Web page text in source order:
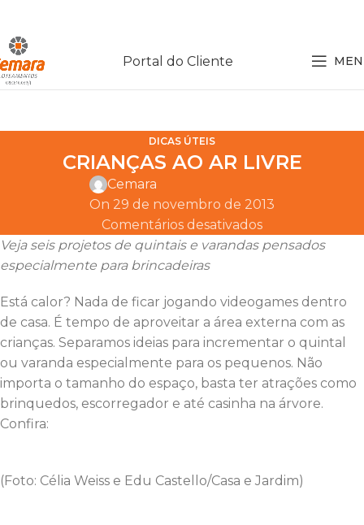
Portal do Cliente
DICAS ÚTEIS
CRIANÇAS AO AR LIVRE
Cemara
On 29 de novembro de 2013
Comentários desativados
Veja seis projetos de quintais e varandas pensados
especialmente para brincadeiras
Está calor? Nada de ficar jogando videogames dentro
de casa. É tempo de aproveitar a área externa com as
crianças. Separamos ideias para incrementar o quintal
ou varanda especialmente para os pequenos. Não
importa o tamanho do espaço, basta ter atrações como
brinquedos, escorregador e até casinha na árvore.
Confira:
(Foto: Célia Weiss e Edu Castello/Casa e Jardim)